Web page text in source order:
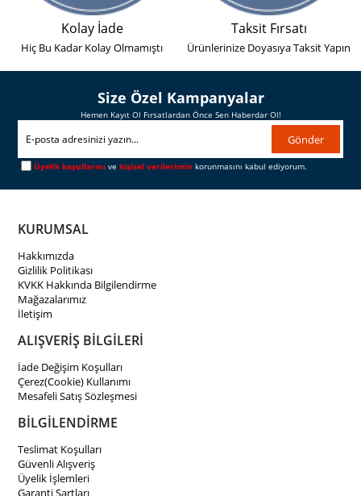
Kolay İade
Hiç Bu Kadar Kolay Olmamıştı
Taksit Fırsatı
Ürünlerinize Doyasıya Taksit Yapın
Size Özel Kampanyalar
Hemen Kayıt Ol Fırsatlardan Önce Sen Haberdar Ol!
Gönder
Üyelik koşullarını vekişisel verilerimin korunmasını kabul ediyorum.
KURUMSAL
Hakkımızda
Gizlilik Politikası
KVKK Hakkında Bilgilendirme
Mağazalarımız
İletişim
ALIŞVERİŞ BİLGİLERİ
İade Değişim Koşulları
Çerez(Cookie) Kullanımı
Mesafeli Satış Sözleşmesi
BİLGİLENDİRME
Teslimat Koşulları
Güvenli Alışveriş
Üyelik İşlemleri
Garanti Şartları